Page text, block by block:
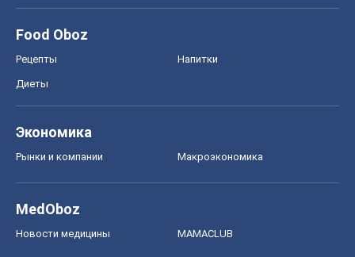
Food Oboz
Рецепты Напитки
Диеты
Экономика
Рынки и компании Mакроэкономика
MedOboz
Новости медицины MAMACLUB